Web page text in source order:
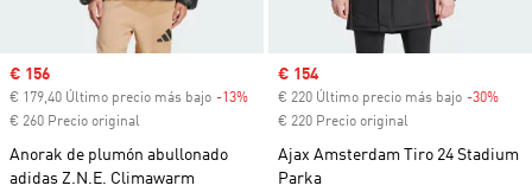
Precio de venta
€ 156
€ 179,40 Último precio más bajo -13% Descuento
€ 260 Precio original
Anorak de plumón abullonado
adidas Z.N.E. Climawarm
Precio de venta
€ 154
€ 220 Último precio más bajo -30%
€ 220 Precio original
Ajax Amsterdam Tiro 24 Stadium
Parka